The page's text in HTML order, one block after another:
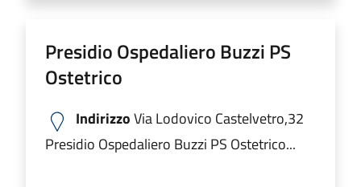
Presidio Ospedaliero Buzzi PS
Ostetrico
IndirizzoVia Lodovico Castelvetro,32
Presidio Ospedaliero Buzzi PS Ostetrico...